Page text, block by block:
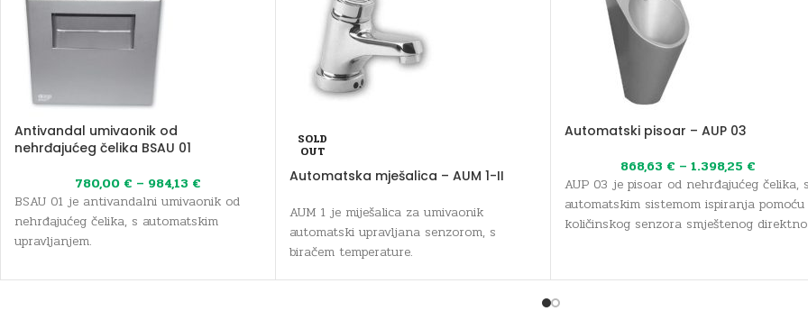
Antivandal umivaonik od
nehrđajućeg čelika BSAU 01
780,00 € – 984,13 €
BSAU 01 je antivandalni umivaonik od
nehrđajućeg čelika, s automatskim
upravljanjem.
SOLD
OUT
Automatska mješalica – AUM 1-II
AUM 1 je miješalica za umivaonik
automatski upravljana senzorom, s
biračem temperature.
Automatski pisoar – AUP 03
868,63 € – 1.398,25 €
AUP 03 je pisoar od nehrđajućeg čelika, s
automatskim sistemom ispiranja pomoću
količinskog senzora smještenog direktno